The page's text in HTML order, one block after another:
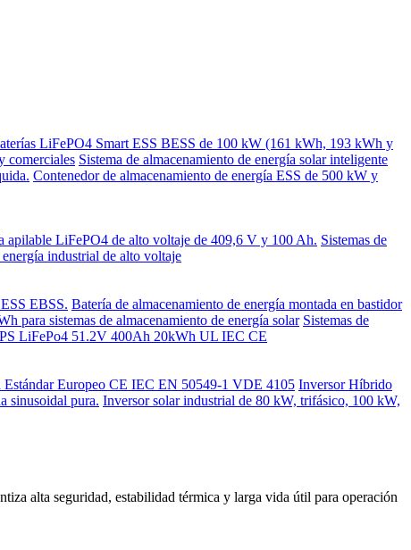
LiFePO4 Smart ESS BESS de 100 kW (161 kWh, 193 kWh y
comerciales Sistema de almacenamiento de energía solar inteligente
Contenedor de almacenamiento de energía ESS de 500 kW y
apilable LiFePO4 de alto voltaje de 409,6 V y 100 Ah. Sistemas de
industrial de alto voltaje
EBSS. Batería de almacenamiento de energía montada en bastidor
para sistemas de almacenamiento de energía solar Sistemas de
LiFePo4 51.2V 400Ah 20kWh UL IEC CE
Europeo CE IEC EN 50549-1 VDE 4105 Inversor Híbrido
sinusoidal pura. Inversor solar industrial de 80 kW, trifásico, 100 kW,
alta seguridad, estabilidad térmica y larga vida útil para operación